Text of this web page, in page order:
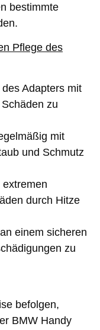
bestimmte
Pflege des
Adapters mit
zu
mit
und Schmutz
durch Hitze
einem sicheren
zu
befolgen,
BMW Handy